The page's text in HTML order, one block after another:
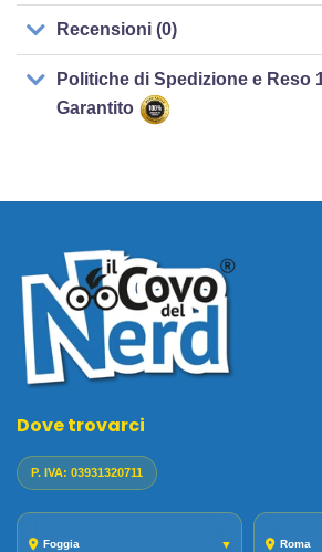
Recensioni (0)
Politiche di Spedizione e Reso
Garantito
Dove trovarci
P. IVA: 03931320711
Foggia ▼ Roma